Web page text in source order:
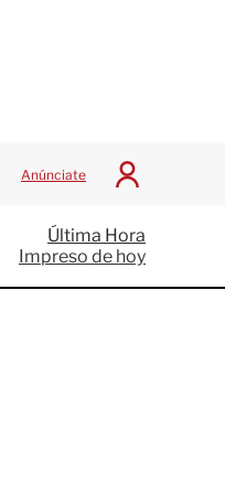
Anúnciate
I
c
i
a
Última Hora
Impreso de hoy